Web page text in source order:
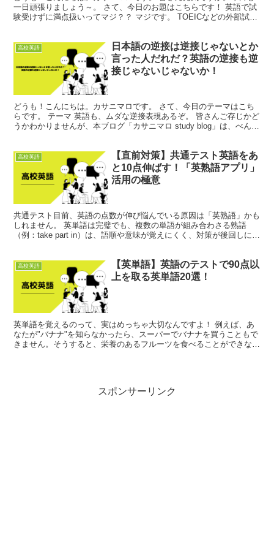
一日頑張りましょう～。 さて、今日のお題はこちらです！ 英語で試
験受けずに満点扱いってマジ？？ マジです。 TOEICなどの外部試験
高校英語
日本語の逆接は逆接じゃないとか
言った人だれだ？英語の逆接も逆
接じゃないじゃないか！
どうも！こんにちは。カサニマロです。 さて、今日のテーマはこち
らです。 テーマ 英語も、ムダな逆接表現あるぞ。 皆さんご存じかど
うかわかりませんが、本ブログ「カサニマロ study blog」は、べんと
高校英語
【直前対策】共通テスト英語をあ
と10点伸ばす！「英熟語アプリ」
活用の極意
共通テスト目前、英語の点数が伸び悩んでいる原因は「英熟語」かも
しれません。 英単語は完璧でも、複数の単語が組み合わさる熟語
（例：take part in）は、語順や意味が覚えにくく、対策が後回しにな
高校英語
【英単語】英語のテストで90点以
上を取る英単語20選！
英単語を覚えるのって、実はめっちゃ大切なんですよ！ 例えば、あ
なたが"バナナ"を知らなかったら、スーパーでバナナを買うこともで
きません。そうすると、栄養のあるフルーツを食べることができなく
スポンサーリンク